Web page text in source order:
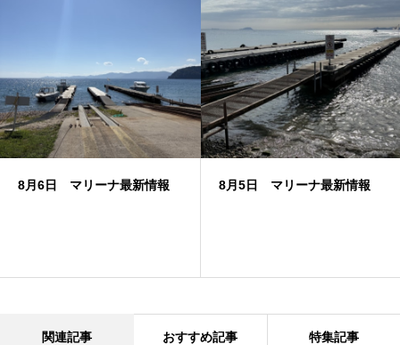
8月6日 マリーナ最新情報 8月5日 マリーナ最新情報
関連記事 おすすめ記事 特集記事